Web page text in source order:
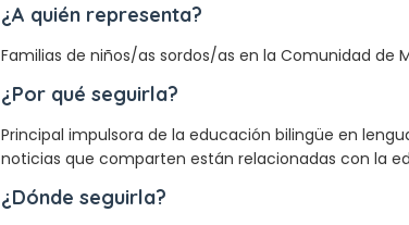
¿A quién representa?
Familias de niños/as sordos/as en la Comunidad de
¿Por qué seguirla?
Principal impulsora de la educación bilingüe en
noticias que comparten están relacionadas con la
¿Dónde seguirla?